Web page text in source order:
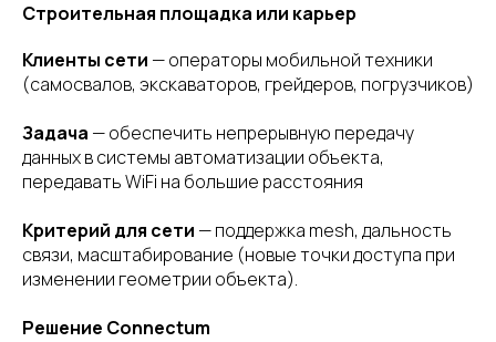
Строительная площадка или карьер
Клиенты сети — операторы мобильной техники
(самосвалов, экскаваторов, грейдеров, погрузчиков)
Задача — обеспечить непрерывную передачу
данных в системы автоматизации объекта,
передавать WiFi на большие расстояния
Критерий для сети — поддержка mesh, дальность
связи, масштабирование (новые точки доступа при
изменении геометрии объекта).
Решение Connectum